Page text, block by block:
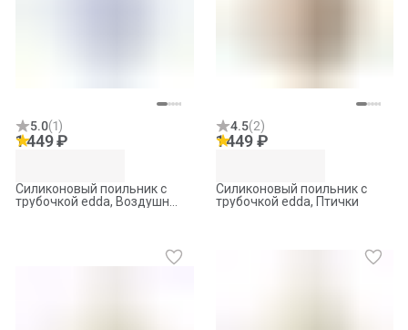
5.0(1)
1 449 ₽
Силиконовый поильник с
трубочкой edda, Воздушный
4.5(2)
1 449 ₽
Силиконовый поильник с
трубочкой edda, Птички